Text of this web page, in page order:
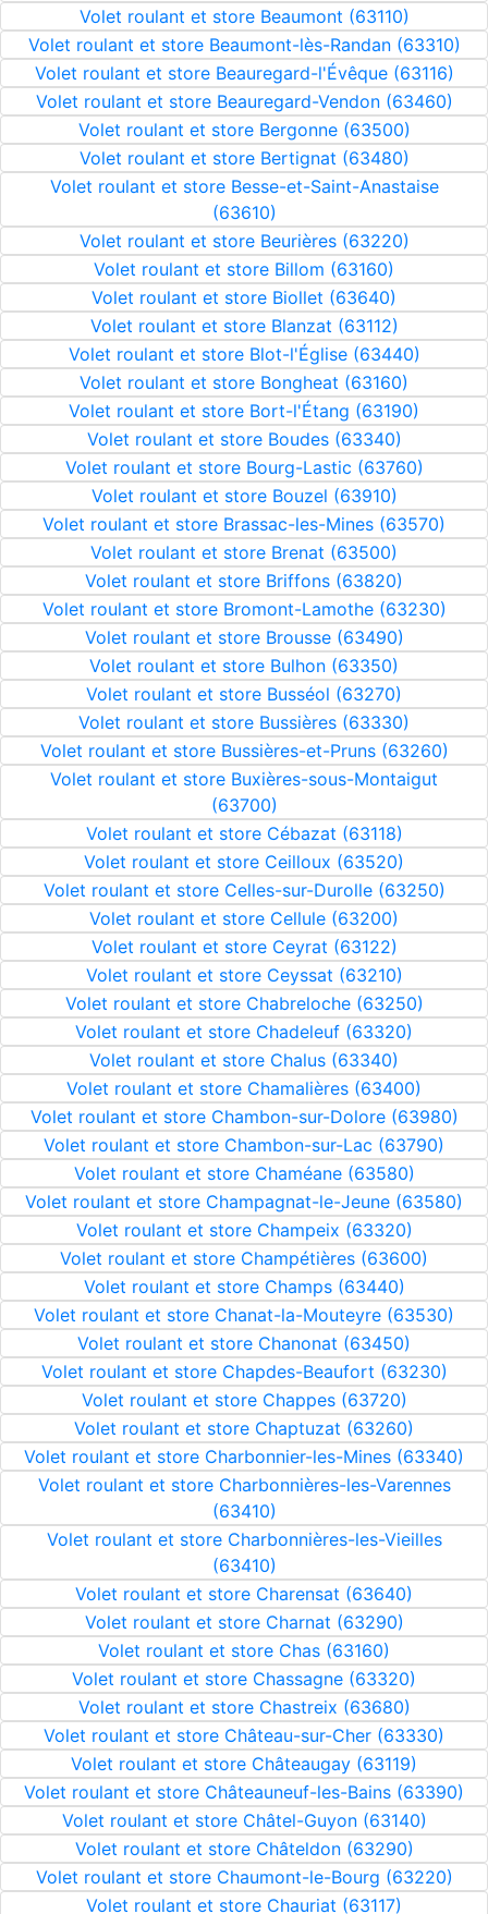
Volet roulant et store Beaumont (63110)
Volet roulant et store Beaumont-lès-Randan (63310)
Volet roulant et store Beauregard-l'Évêque (63116)
Volet roulant et store Beauregard-Vendon (63460)
Volet roulant et store Bergonne (63500)
Volet roulant et store Bertignat (63480)
Volet roulant et store Besse-et-Saint-Anastaise
(63610)
Volet roulant et store Beurières (63220)
Volet roulant et store Billom (63160)
Volet roulant et store Biollet (63640)
Volet roulant et store Blanzat (63112)
Volet roulant et store Blot-l'Église (63440)
Volet roulant et store Bongheat (63160)
Volet roulant et store Bort-l'Étang (63190)
Volet roulant et store Boudes (63340)
Volet roulant et store Bourg-Lastic (63760)
Volet roulant et store Bouzel (63910)
Volet roulant et store Brassac-les-Mines (63570)
Volet roulant et store Brenat (63500)
Volet roulant et store Briffons (63820)
Volet roulant et store Bromont-Lamothe (63230)
Volet roulant et store Brousse (63490)
Volet roulant et store Bulhon (63350)
Volet roulant et store Busséol (63270)
Volet roulant et store Bussières (63330)
Volet roulant et store Bussières-et-Pruns (63260)
Volet roulant et store Buxières-sous-Montaigut
(63700)
Volet roulant et store Cébazat (63118)
Volet roulant et store Ceilloux (63520)
Volet roulant et store Celles-sur-Durolle (63250)
Volet roulant et store Cellule (63200)
Volet roulant et store Ceyrat (63122)
Volet roulant et store Ceyssat (63210)
Volet roulant et store Chabreloche (63250)
Volet roulant et store Chadeleuf (63320)
Volet roulant et store Chalus (63340)
Volet roulant et store Chamalières (63400)
Volet roulant et store Chambon-sur-Dolore (63980)
Volet roulant et store Chambon-sur-Lac (63790)
Volet roulant et store Chaméane (63580)
Volet roulant et store Champagnat-le-Jeune (63580)
Volet roulant et store Champeix (63320)
Volet roulant et store Champétières (63600)
Volet roulant et store Champs (63440)
Volet roulant et store Chanat-la-Mouteyre (63530)
Volet roulant et store Chanonat (63450)
Volet roulant et store Chapdes-Beaufort (63230)
Volet roulant et store Chappes (63720)
Volet roulant et store Chaptuzat (63260)
Volet roulant et store Charbonnier-les-Mines (63340)
Volet roulant et store Charbonnières-les-Varennes
(63410)
Volet roulant et store Charbonnières-les-Vieilles
(63410)
Volet roulant et store Charensat (63640)
Volet roulant et store Charnat (63290)
Volet roulant et store Chas (63160)
Volet roulant et store Chassagne (63320)
Volet roulant et store Chastreix (63680)
Volet roulant et store Château-sur-Cher (63330)
Volet roulant et store Châteaugay (63119)
Volet roulant et store Châteauneuf-les-Bains (63390)
Volet roulant et store Châtel-Guyon (63140)
Volet roulant et store Châteldon (63290)
Volet roulant et store Chaumont-le-Bourg (63220)
Volet roulant et store Chauriat (63117)